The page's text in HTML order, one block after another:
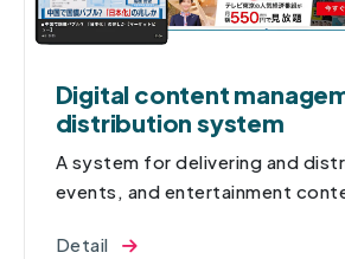
Digital content
distribution system
A system for delivering and
events, and entertainment
Detail